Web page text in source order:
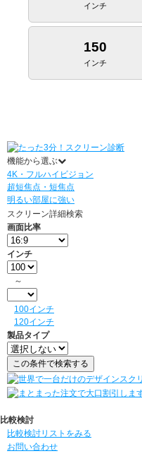
インチ
150
インチ
機能から選ぶ
4K・フルハイビジョン
超短焦点・短焦点
明るい部屋に強い
スクリーン詳細検索
画面比率
インチ
～
100インチ
120インチ
製品タイプ
比較検討
比較検討リストをみる
お問い合わせ